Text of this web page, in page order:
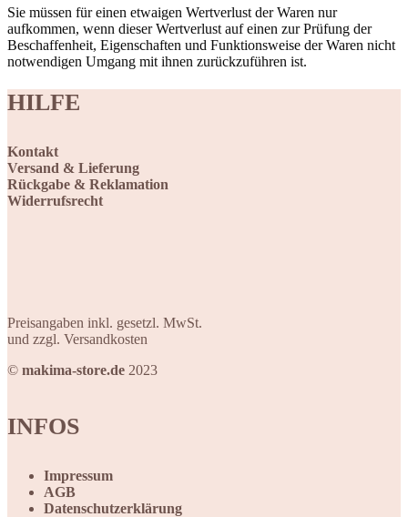
Sie müssen für einen etwaigen Wertverlust der Waren nur
aufkommen, wenn dieser Wertverlust auf einen zur Prüfung der
Beschaffenheit, Eigenschaften und Funktionsweise der Waren nicht
notwendigen Umgang mit ihnen zurückzuführen ist.
HILFE
Kontakt
Versand & Lieferung
Rückgabe & Reklamation
Widerrufsrecht
Preisangaben inkl. gesetzl. MwSt.
und zzgl. Versandkosten
© makima-store.de 2023
INFOS
Impressum
AGB
Datenschutzerklärung